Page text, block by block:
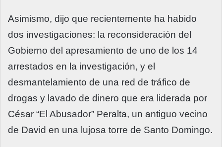
Asimismo, dijo que recientemente ha habido
dos investigaciones: la reconsideración del
Gobierno del apresamiento de uno de los 14
arrestados en la investigación, y el
desmantelamiento de una red de tráfico de
drogas y lavado de dinero que era liderada por
César “El Abusador” Peralta, un antiguo vecino
de David en una lujosa torre de Santo Domingo.